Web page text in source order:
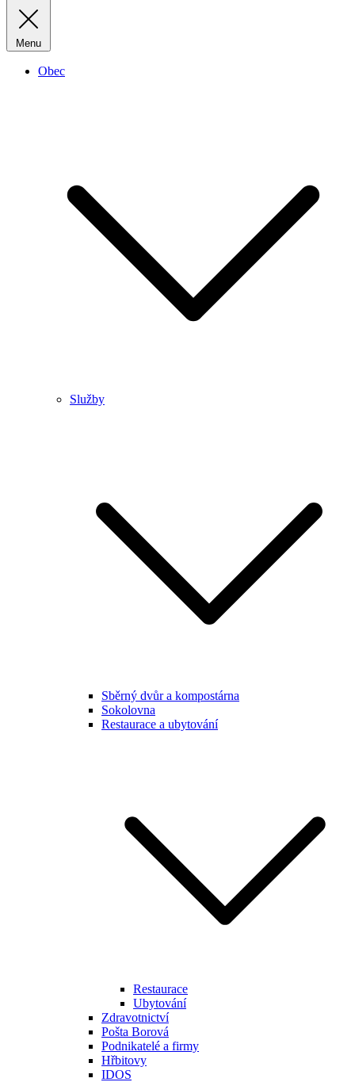
Menu
Obec
Služby
Sběrný dvůr a kompostárna
Sokolovna
Restaurace a ubytování
Restaurace
Ubytování
Zdravotnictví
Pošta Borová
Podnikatelé a firmy
Hřbitovy
IDOS